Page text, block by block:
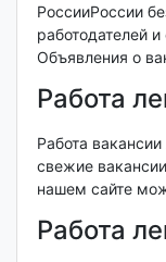
РоссииРоссии
работодателей
Объявления о
Работа
Работа
свежие
нашем сайте
Работа